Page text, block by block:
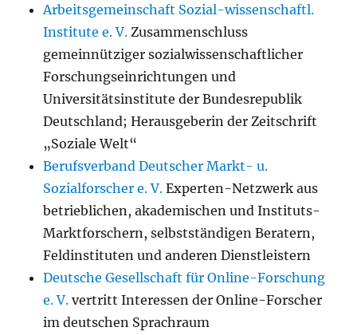
Arbeitsgemeinschaft Sozial-wissenschaftl.
Institute e. V. Zusammenschluss
gemeinnütziger sozialwissenschaftlicher
Forschungseinrichtungen und
Universitätsinstitute der Bundesrepublik
Deutschland; Herausgeberin der Zeitschrift
„Soziale Welt“
Berufsverband Deutscher Markt- u.
Sozialforscher e. V. Experten-Netzwerk aus
betrieblichen, akademischen und Instituts-
Marktforschern, selbstständigen Beratern,
Feldinstituten und anderen Dienstleistern
Deutsche Gesellschaft für Online-Forschung
e. V. vertritt Interessen der Online-Forscher
im deutschen Sprachraum